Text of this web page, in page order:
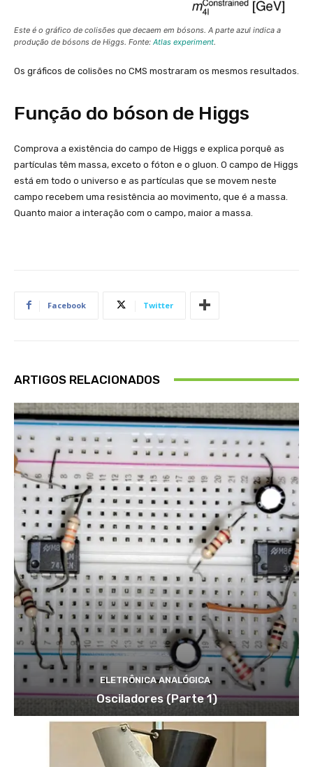
Este é o gráfico de colisões que decaem em bósons. A parte azul indica a
produção de bósons de Higgs. Fonte: Atlas experiment.
Os gráficos de colisões no CMS mostraram os mesmos resultados.
Função do bóson de Higgs
Comprova a existência do campo de Higgs e explica porquê as
partículas têm massa, exceto o fóton e o gluon. O campo de Higgs
está em todo o universo e as partículas que se movem neste
campo recebem uma resistência ao movimento, que é a massa.
Quanto maior a interação com o campo, maior a massa.
Facebook Twitter
ARTIGOS RELACIONADOS
ELETRÔNICA ANALÓGICA
Osciladores (Parte 1)